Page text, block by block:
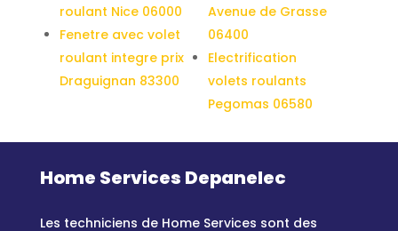
roulant Nice 06000
Fenetre avec volet
roulant integre prix
Draguignan 83300
Avenue de Grasse
06400
Electrification
volets roulants
Pegomas 06580
Home Services Depanelec
Les techniciens de Home Services sont des